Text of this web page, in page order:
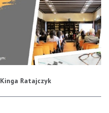
Kinga Ratajczyk